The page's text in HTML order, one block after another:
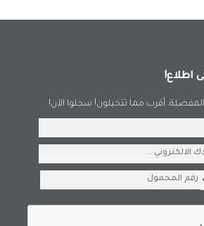
اطلاع!
أقرب مما تتخيلون! سجلوا الآن!